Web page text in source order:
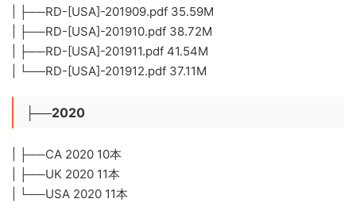
| ├──RD-[USA]-201909.pdf 35.59M
| ├──RD-[USA]-201910.pdf 38.72M
| ├──RD-[USA]-201911.pdf 41.54M
| └──RD-[USA]-201912.pdf 37.11M
├──2020
| ├──CA 2020 10本
| ├──UK 2020 11本
| └──USA 2020 11本